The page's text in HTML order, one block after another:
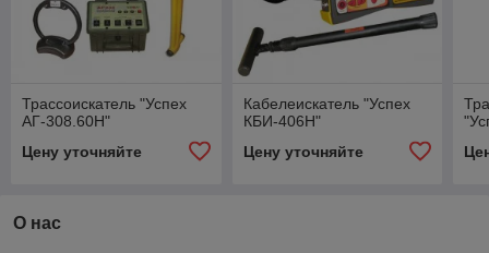
Трассоискатель "Успех
АГ-308.60Н"
Цену уточняйте
Кабелеискатель "Успех
КБИ-406Н"
Цену уточняйте
О нас